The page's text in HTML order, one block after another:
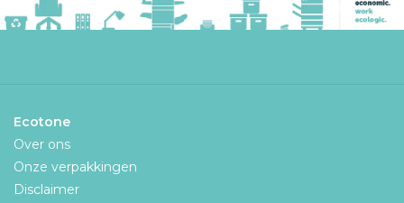
Ecotone
Over ons
Onze verpakkingen
Disclaimer